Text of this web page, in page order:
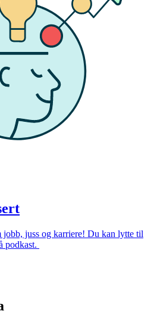
jobb, juss og karriere! Du kan lytte til
podkast.